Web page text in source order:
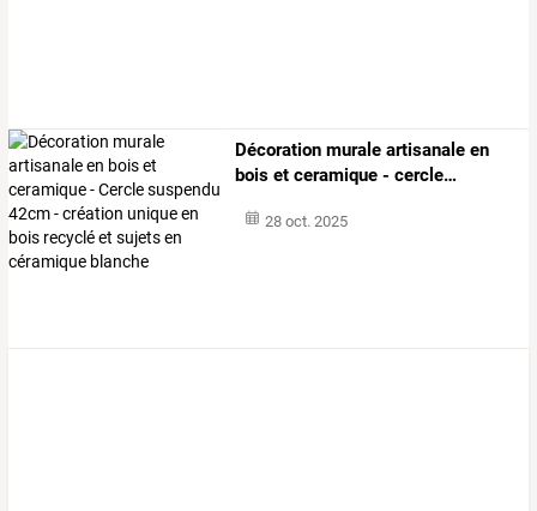
Décoration murale artisanale en
bois et ceramique - cercle…
28 oct. 2025